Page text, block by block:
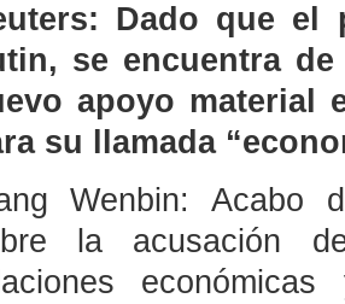
Dado que el
se encuentra
apoyo material
su llamada
Wenbin: Acabo
la acusación